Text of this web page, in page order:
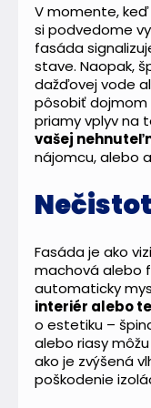
V momente,
si podvedome
fasáda
stave. Naopak,
dažďovej vode
pôsobiť
priamy vplyv na
vašej
nájomcu, alebo
Fasáda je ako
machová alebo
automaticky
interiér alebo
o estetiku –
alebo riasy
ako je zvýšená
poškodenie